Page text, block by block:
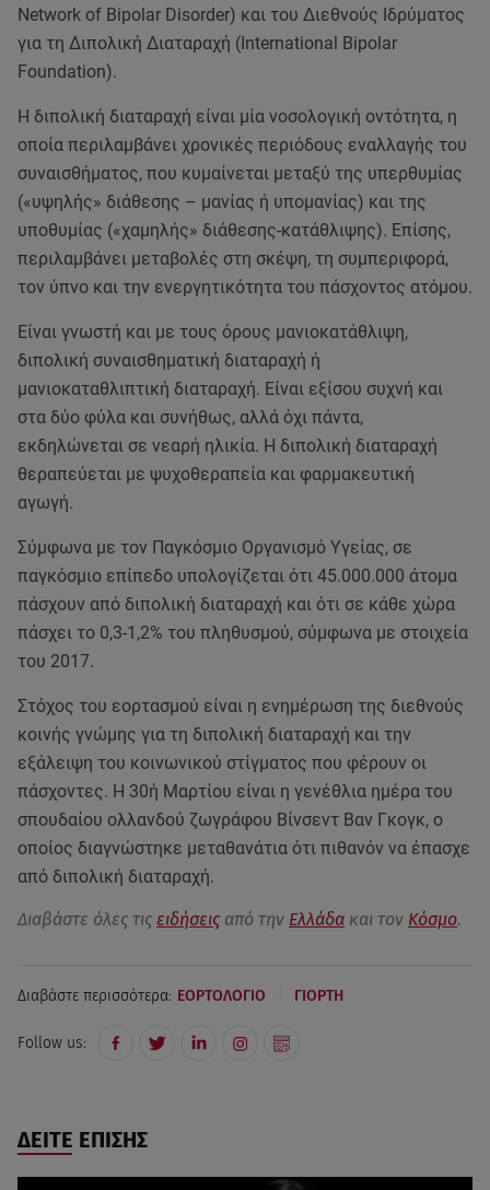
Network of Bipolar Disorder) και του Διεθνούς Ιδρύματος
για τη Διπολική Διαταραχή (International Bipolar
Foundation).
Η διπολική διαταραχή είναι μία νοσολογική οντότητα, η
οποία περιλαμβάνει χρονικές περιόδους εναλλαγής του
συναισθήματος, που κυμαίνεται μεταξύ της υπερθυμίας
(«υψηλής» διάθεσης – μανίας ή υπομανίας) και της
υποθυμίας («χαμηλής» διάθεσης-κατάθλιψης). Επίσης,
περιλαμβάνει μεταβολές στη σκέψη, τη συμπεριφορά,
τον ύπνο και την ενεργητικότητα του πάσχοντος ατόμου.
Είναι γνωστή και με τους όρους μανιοκατάθλιψη,
διπολική συναισθηματική διαταραχή ή
μανιοκαταθλιπτική διαταραχή. Είναι εξίσου συχνή και
στα δύο φύλα και συνήθως, αλλά όχι πάντα,
εκδηλώνεται σε νεαρή ηλικία. Η διπολική διαταραχή
θεραπεύεται με ψυχοθεραπεία και φαρμακευτική
αγωγή.
Σύμφωνα με τον Παγκόσμιο Οργανισμό Υγείας, σε
παγκόσμιο επίπεδο υπολογίζεται ότι 45.000.000 άτομα
πάσχουν από διπολική διαταραχή και ότι σε κάθε χώρα
πάσχει το 0,3-1,2% του πληθυσμού, σύμφωνα με στοιχεία
του 2017.
Στόχος του εορτασμού είναι η ενημέρωση της διεθνούς
κοινής γνώμης για τη διπολική διαταραχή και την
εξάλειψη του κοινωνικού στίγματος που φέρουν οι
πάσχοντες. Η 30ή Μαρτίου είναι η γενέθλια ημέρα του
σπουδαίου ολλανδού ζωγράφου Βίνσεντ Βαν Γκογκ, ο
οποίος διαγνώστηκε μεταθανάτια ότι πιθανόν να έπασχε
από διπολική διαταραχή.
Διαβάστε όλες τις ειδήσεις από την Ελλάδα και τον Κόσμο.
Διαβάστε περισσότερα: ΕΟΡΤΟΛΟΓΙΟ ΓΙΟΡΤΗ
Follow us:
ΔΕΙΤΕ ΕΠΙΣΗΣ